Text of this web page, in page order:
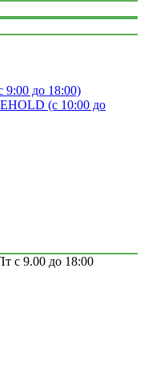
9:00 до 18:00)
(с 10:00 до
с 9.00 до 18:00